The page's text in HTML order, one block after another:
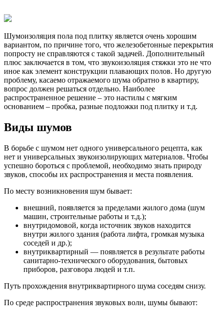
Шумоизоляция пола под плитку является очень хорошим
вариантом, по причине того, что железобетонные перекрытия
попросту не справляются с такой задачей. Дополнительный
плюс заключается в том, что звукоизоляция стяжки это не что
иное как элемент конструкции плавающих полов. Но другую
проблему, касаемо отражаемого шума обратно в квартиру,
вопрос должен решаться отдельно. Наиболее
распространенное решение – это настилы с мягким
основанием – пробка, разные подложки под плитку и т.д.
Виды шумов
В борьбе с шумом нет одного универсального рецепта, как
нет и универсальных звукоизолирующих материалов. Чтобы
успешно бороться с проблемой, необходимо знать природу
звуков, способы их распространения и места появления.
По месту возникновения шум бывает:
внешний, появляется за пределами жилого дома (шум
машин, строительные работы и т.д.);
внутридомовой, когда источник звуков находится
внутри жилого здания (работа лифта, громкая музыка
соседей и др.);
внутриквартирный — появляется в результате работы
санитарно-технического оборудования, бытовых
приборов, разговора людей и т.п.
Путь прохождения внутриквартирного шума соседям снизу.
По среде распространения звуковых волн, шумы бывают: